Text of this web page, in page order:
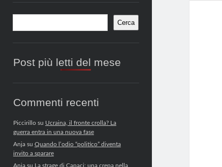
Barra
laterale
Cerca
Post più letti del mese
Commenti recenti
Piccirillosu Ucraina, il fronte crolla? La
guerra entra in una nuova fase
Anjasu Quando l’odio “politico” diventa
invito a sparare
Anjasu La strage di Capaci: una crepa nella